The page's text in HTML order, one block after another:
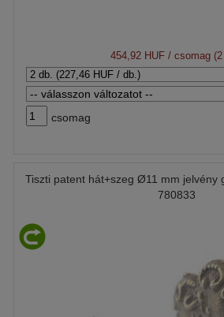
454,92 HUF / csomag
csomag
Tiszti patent hát+szeg Ø11 mm jelvény
780833